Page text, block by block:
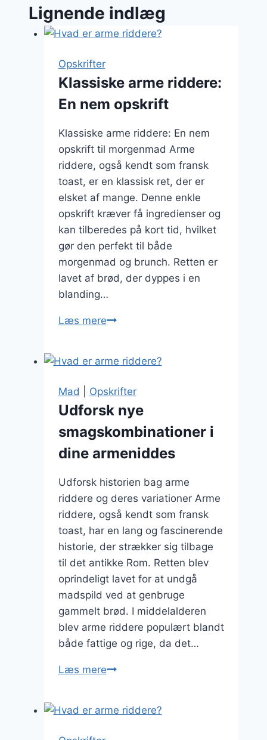
Lignende indlæg
Opskrifter
Klassiske arme riddere:
En nem opskrift
Klassiske arme riddere: En nem
opskrift til morgenmad Arme
riddere, også kendt som fransk
toast, er en klassisk ret, der er
elsket af mange. Denne enkle
opskrift kræver få ingredienser og
kan tilberedes på kort tid, hvilket
gør den perfekt til både
morgenmad og brunch. Retten er
lavet af brød, der dyppes i en
blanding…
Læs mereKlassiske
En
opskrift
Mad Opskrifter
Udforsk nye
smagskombinationer i
dine armeniddes
Udforsk historien bag arme
riddere og deres variationer Arme
riddere, også kendt som fransk
toast, har en lang og fascinerende
historie, der strækker sig tilbage
til det antikke Rom. Retten blev
oprindeligt lavet for at undgå
madspild ved at genbruge
gammelt brød. I middelalderen
blev arme riddere populært blandt
både fattige og rige, da det…
Læs mereUdforsk
i